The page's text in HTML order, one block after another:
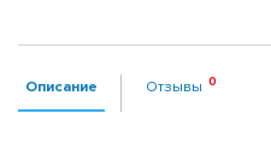
Описание Отзывы